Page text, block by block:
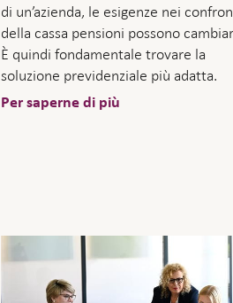
di un’azienda, le esigenze nei
della cassa pensioni possono
È quindi fondamentale trovare la
soluzione previdenziale più adatta.
Per saperne di più